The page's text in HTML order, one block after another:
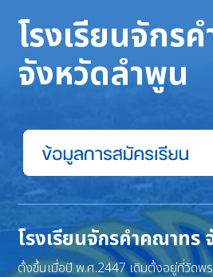
โรงเรียนจักร
จังหวัดลำพูน
โรงเรียนจักรคำคณาทร
ตั้งขึ้นเมื่อปี พ.ศ.2447 เดิมตั้งอยู่ที่วัดพ